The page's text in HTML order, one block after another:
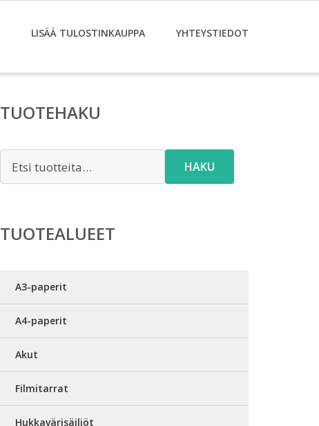
LISÄÄ TULOSTINKAUPPA YHTEYSTIEDOT
TUOTEHAKU
HAKU
TUOTEALUEET
A3-paperit
A4-paperit
Akut
Filmitarrat
Hukkavärisäiliöt